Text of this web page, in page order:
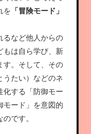
を 「冒険モード」
るなど他人からの
もは自ら学び、新
す。そして、その
うたい）などのネ
化する「防御モー
モード」を意図的
です。